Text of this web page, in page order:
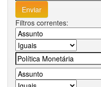
Filtros correntes: